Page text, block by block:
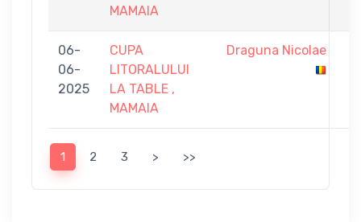
MAMAIA
06-
06-
2025
CUPA
LITORALULUI
LA TABLE ,
MAMAIA
Draguna Nicolae
1 2 3 > >>